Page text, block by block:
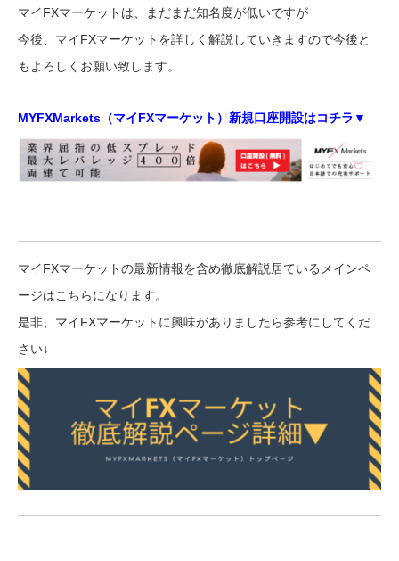
マイFXマーケットは、まだまだ知名度が低いですが
今後、マイFXマーケットを詳しく解説していきますので今後と
もよろしくお願い致します。
MYFXMarkets（マイFXマーケット）新規口座開設はコチラ▼
マイFXマーケットの最新情報を含め徹底解説居ているメインペ
ージはこちらになります。
是非、マイFXマーケットに興味がありましたら参考にしてくだ
さい↓